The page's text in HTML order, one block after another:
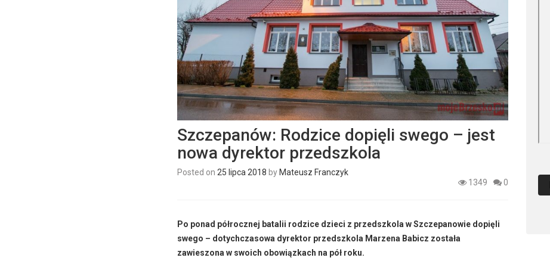
Szczepanów: Rodzice dopięli swego – jest
nowa dyrektor przedszkola
Posted on 25 lipca 2018 by Mateusz Franczyk
1349
0
Po ponad półrocznej batalii rodzice dzieci z przedszkola w Szczepanowie dopięli
swego – dotychczasowa dyrektor przedszkola Marzena Babicz została
zawieszona w swoich obowiązkach na pół roku.